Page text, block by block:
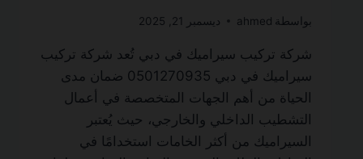
بواسطة ahmed ديسمبر 21, 2025
شركة تركيب سيراميك في دبي تُعد شركة تركيب
سيراميك في دبي 0501270935 ضمان مدى
الحياة من أهم الجهات المتخصصة في أعمال
التشطيب الداخلي والخارجي، حيث يُعتبر
السيراميك من أكثر الخامات استخدامًا في